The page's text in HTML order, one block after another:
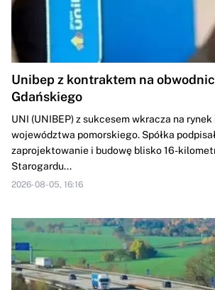
Unibep z kontraktem na
Gdańskiego
UNI (UNIBEP) z sukcesem wkracza na
województwa pomorskiego. Spółka
zaprojektowanie i budowę blisko 16-
Starogardu...
2026-08-05, 16:16